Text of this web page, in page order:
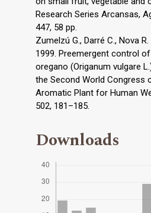
Research Series Arcansas,
447, 58 pp.
Zumelzú G., Darré C., Nova
1999. Preemergent control
oregano (Origanum vulgare
the Second World Congress
Aromatic Plant for Human
502, 181–185.
Downloads